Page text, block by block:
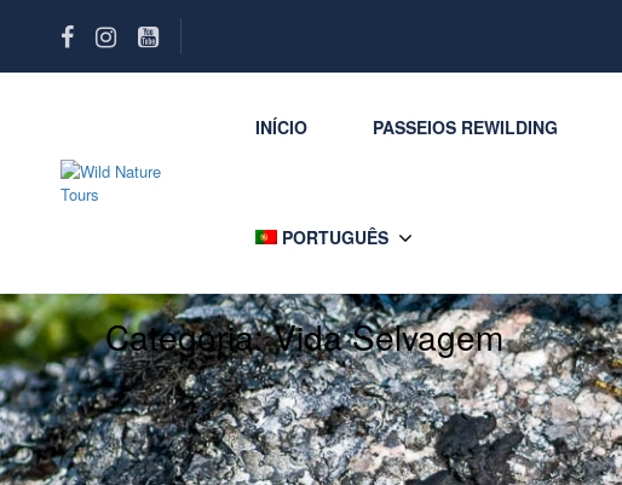
INÍCIO PASSEIOS REWILDING
PORTUGUÊS
Categoria:Vida Selvagem